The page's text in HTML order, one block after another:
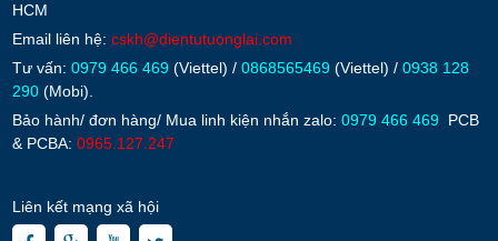
HCM
Email liên hệ: cskh@dientutuonglai.com
Tư vấn: 0979 466 469 (Viettel) / 0868565469 (Viettel) / 0938 128
290 (Mobi).
Bảo hành/ đơn hàng/ Mua linh kiện nhắn zalo: 0979 466 469
PCB
& PCBA: 0965.127.247
Liên kết mạng xã hội